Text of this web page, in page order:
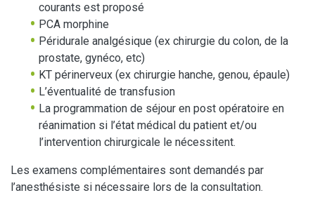
courants est proposé
PCA morphine
Péridurale analgésique (ex chirurgie du colon, de la
prostate, gynéco, etc)
KT périnerveux (ex chirurgie hanche, genou, épaule)
L’éventualité de transfusion
La programmation de séjour en post opératoire en
réanimation si l’état médical du patient et/ou
l’intervention chirurgicale le nécessitent.
Les examens complémentaires sont demandés par
l’anesthésiste si nécessaire lors de la consultation.